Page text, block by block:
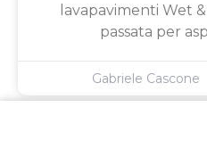
lavapavimenti Wet
passata per
Gabriele Cascone